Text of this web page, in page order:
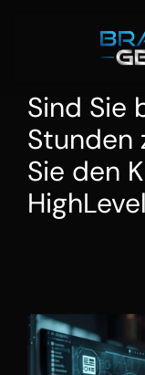
Sind Sie
Stunden
Sie den
HighLevel
Lead-